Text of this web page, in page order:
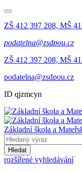
ZŠ 412 397 208, MŠ
podatelna@zsdpou.cz
ZŠ 412 397 208, MŠ
podatelna@zsdpou.cz
ID qjzmcyn
Základní škola a
Hledat
rozšířené vyhledávání